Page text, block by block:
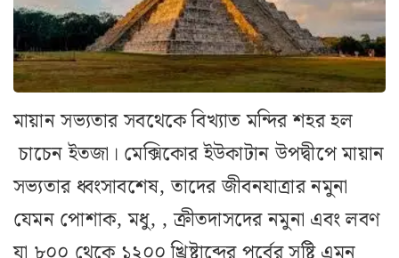
মায়ান সভ্যতার সবথেকে বিখ্যাত মন্দির শহর হল
চাচেন ইতজা। মেক্সিকোর ইউকাটান উপদ্বীপে মায়ান
সভ্যতার ধ্বংসাবশেষ, তাদের জীবনযাত্রার নমুনা
যেমন পোশাক, মধু, , ক্রীতদাসদের নমুনা এবং লবণ